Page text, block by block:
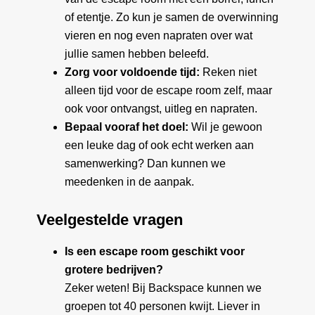
of etentje. Zo kun je samen de overwinning
vieren en nog even napraten over wat
jullie samen hebben beleefd.
Zorg voor voldoende tijd: Reken niet
alleen tijd voor de escape room zelf, maar
ook voor ontvangst, uitleg en napraten.
Bepaal vooraf het doel: Wil je gewoon
een leuke dag of ook echt werken aan
samenwerking? Dan kunnen we
meedenken in de aanpak.
Veelgestelde vragen
Is een escape room geschikt voor
grotere bedrijven?
Zeker weten! Bij Backspace kunnen we
groepen tot 40 personen kwijt. Liever in